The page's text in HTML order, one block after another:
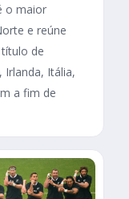
o maior
e reúne
de
Irlanda, Itália,
a fim de